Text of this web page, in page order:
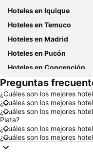
Hoteles en Iquique
Hoteles en Temuco
Hoteles en Madrid
Hoteles en Pucón
Hoteles en Concepción
Hoteles en La Serena
Hoteles en Lima
Hoteles en San Andrés
Hoteles en Chillán
Hoteles en Aruba
Preguntas
¿Cuáles son los mejores
¿Cuáles son los mejores
¿Cuáles son los mejores
Plata?
¿Cuáles son los mejores
¿Cuáles son los mejores